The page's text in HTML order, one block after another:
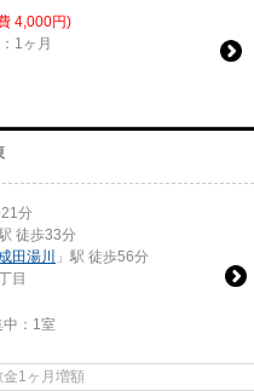
4,000円)
1ヶ月
21分
徒歩33分
成田湯川
」駅 徒歩56分
目
： 1室
1ヶ月増額